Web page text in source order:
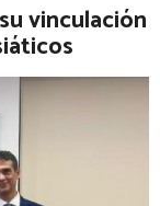
vinculación